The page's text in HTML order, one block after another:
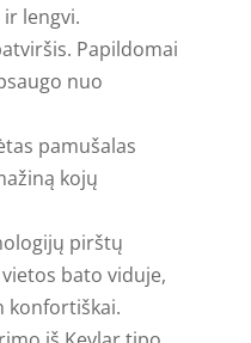
lengvi.
Papildomai
nuo
pamušalas
kojų
pirštų
bato viduje,
konfortiškai.